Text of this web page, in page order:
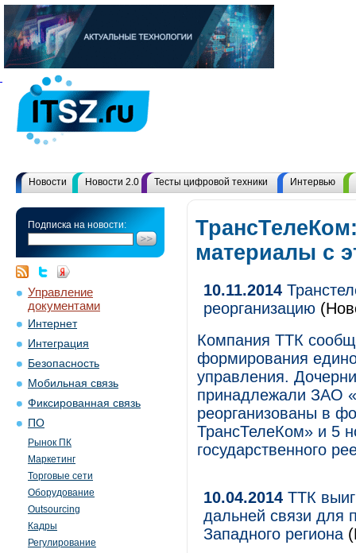
Новости Новости 2.0 Тесты цифровой техники Интервью
Подписка на новости:
Управление
документами
Интернет
Интеграция
Безопасность
Мобильная связь
Фиксированная связь
ПО
Рынок ПК
Маркетинг
Торговые сети
Оборудование
Outsourcing
Кадры
Регулирование
материалы с
10.11.2014
реорганизацию
Компания ТТК
формирования
управления.
принадлежали ЗАО
реорганизованы в
ТрансТелеКом» и 5
государственного
10.04.2014 ТТК
дальней связи для
Западного региона